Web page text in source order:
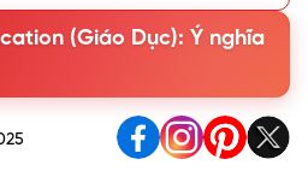
trường học
bằng cấp & chứng chỉ (Degrees
học và lĩnh vực học thuật
pháp học tập và thi cử
chủ đề Education
(Giáo Dục): Ý nghĩa